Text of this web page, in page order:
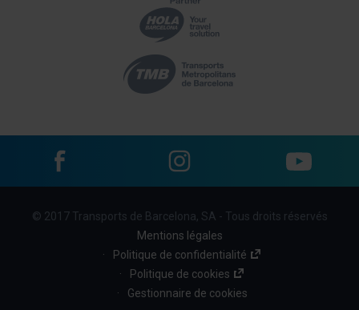
Menu© 2017 Transports de Barcelona, SA - Tous droits réservés
Mentions légales
Politique de confidentialité
Politique de cookies
Gestionnaire de cookies